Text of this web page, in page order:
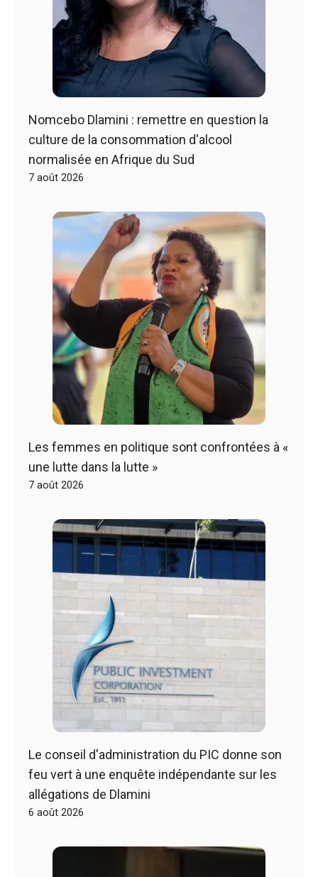
Nomcebo Dlamini : remettre en question la
culture de la consommation d'alcool
normalisée en Afrique du Sud
7 août 2026
Les femmes en politique sont confrontées à «
une lutte dans la lutte »
7 août 2026
Le conseil d'administration du PIC donne son
feu vert à une enquête indépendante sur les
allégations de Dlamini
6 août 2026